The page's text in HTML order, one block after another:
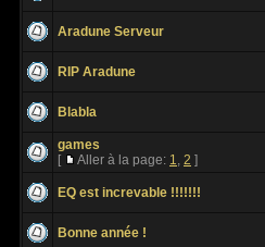
Aradune Serveur
RIP Aradune
Blabla
games
[
Aller à la page: 1, 2 ]
EQ est increvable !!!!!!!
Bonne année !